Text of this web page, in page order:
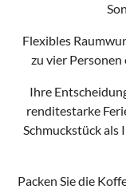
Flexibles
zu vier
Ihre
renditestarke
Schmuckstück als
Packen Sie die